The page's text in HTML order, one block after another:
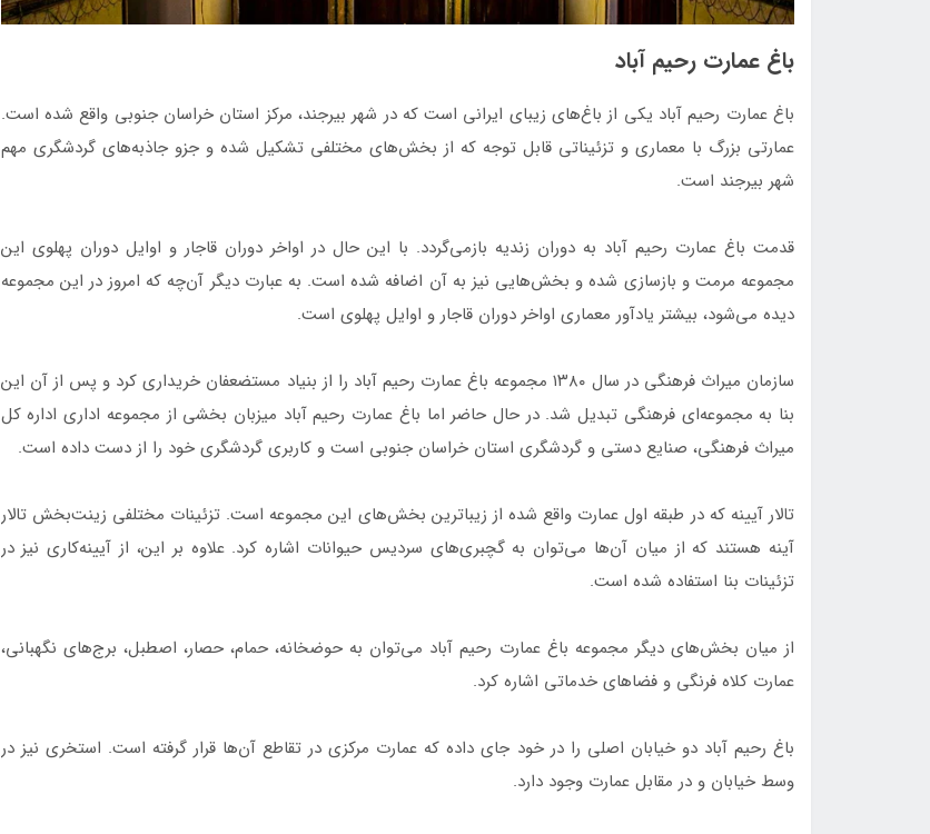
باغ عمارت رحیم آباد
باغ عمارت رحیم آباد یکی از باغ‌های زیبای ایرانی است که در شهر بیرجند،‌ مرکز استان خراسان جنوبی واقع شده است.
عمارتی بزرگ با معماری و تزئیناتی قابل توجه که از بخش‌های مختلفی تشکیل شده و جزو جاذبه‌های گردشگری مهم
شهر بیرجند است.
قدمت باغ عمارت رحیم آباد به دوران زندیه بازمی‌گردد. با این حال در اواخر دوران قاجار و اوایل دوران پهلوی این
مجموعه مرمت و بازسازی شده و بخش‌هایی نیز به آن اضافه شده است. به عبارت دیگر آن‌چه که امروز در این مجموعه
دیده می‌شود، بیشتر یادآور معماری اواخر دوران قاجار و اوایل پهلوی است.
سازمان میراث فرهنگی در سال ۱۳۸۰ مجموعه باغ عمارت رحیم آباد را از بنیاد مستضعفان خریداری کرد و پس از آن این
بنا به مجموعه‌ای فرهنگی تبدیل شد. در حال حاضر اما باغ عمارت رحیم آباد میزبان بخشی از مجموعه اداری اداره کل
میراث فرهنگی، صنایع دستی و گردشگری استان خراسان جنوبی است و کاربری گردشگری خود را از دست داده است.
تالار آیینه که در طبقه اول عمارت واقع شده از زیباترین بخش‌های این مجموعه است. تزئینات مختلفی زینت‌بخش تالار
آینه هستند که از میان آن‌ها می‌توان به گچبری‌های سردیس حیوانات اشاره کرد. علاوه بر این، از آیینه‌کاری نیز در
تزئینات بنا استفاده شده است.
از میان بخش‌های دیگر مجموعه باغ عمارت رحیم آباد می‌توان به حوضخانه، ‌حمام، حصار، اصطبل، برج‌های نگهبانی،
عمارت کلاه فرنگی و فضاهای خدماتی اشاره کرد.
باغ رحیم آباد دو خیابان اصلی را در خود جای داده که عمارت مرکزی در تقاطع آن‌ها قرار گرفته است. استخری نیز در
وسط خیابان و در مقابل عمارت وجود دارد.